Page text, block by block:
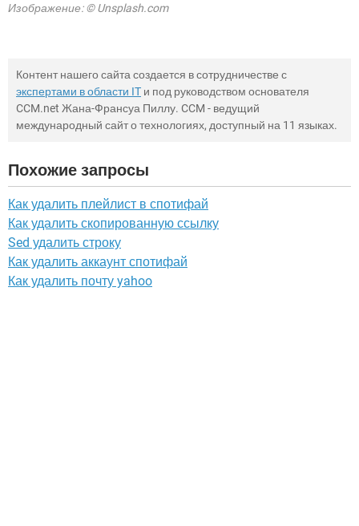
Изображение: © Unsplash.com
Контент нашего сайта создается в сотрудничестве с
экспертами в области IT и под руководством основателя
CCM.net Жана-Франсуа Пиллу. CCM - ведущий
международный сайт о технологиях, доступный на 11 языках.
Похожие запросы
Как удалить плейлист в спотифай
Как удалить скопированную ссылку
Sed удалить строку
Как удалить аккаунт спотифай
Как удалить почту yahoo